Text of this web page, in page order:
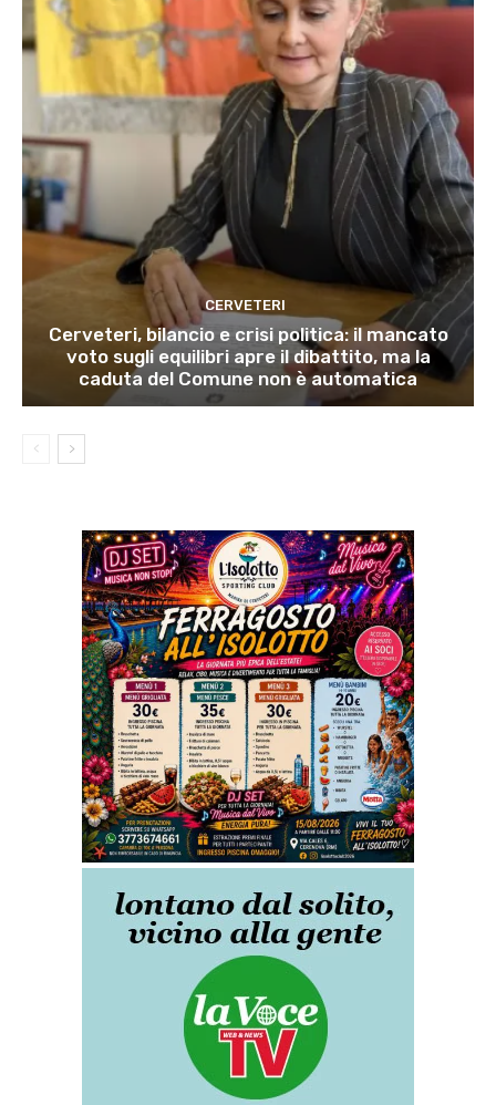
CERVETERI
Cerveteri, bilancio e crisi politica: il mancato
voto sugli equilibri apre il dibattito, ma la
caduta del Comune non è automatica